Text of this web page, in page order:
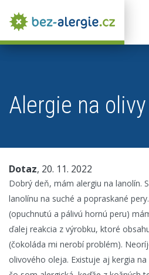
Alergie na olivy
Dotaz, 20. 11. 2022
Dobrý deň, mám alergiu na lanolín.
lanolínu na suché a popraskané
(opuchnutú a pálivú hornú peru)
ďalej reakcia z výrobku, ktoré
(čokoláda mi nerobí problém).
olivového oleja. Existuje aj kergia